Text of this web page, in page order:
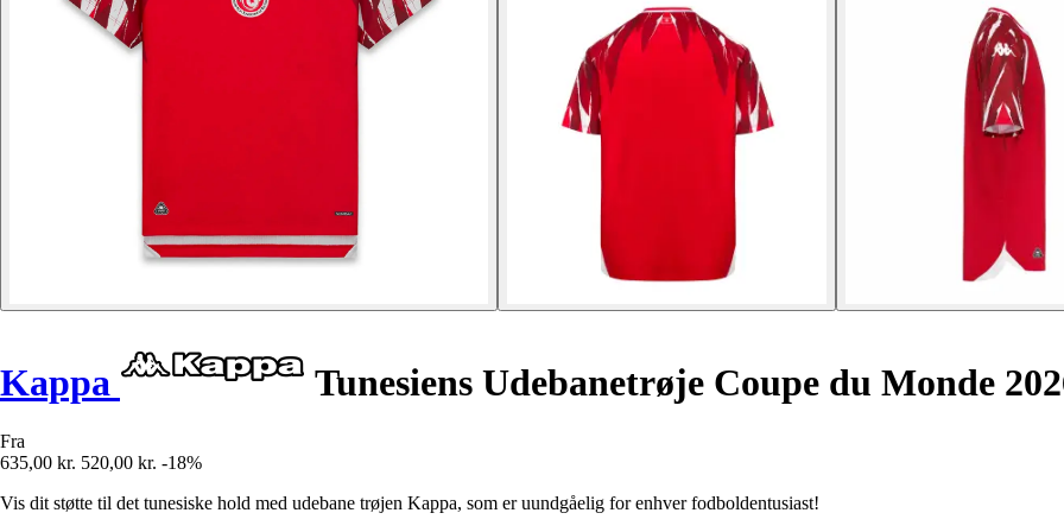
Kappa Tunesiens Udebanetrøje Coupe du Monde
Fra
635,00 kr. 520,00 kr. -18%
Vis dit støtte til det tunesiske hold med udebane trøjen Kappa, som er uundgåelig for enhver fodboldentusiast!